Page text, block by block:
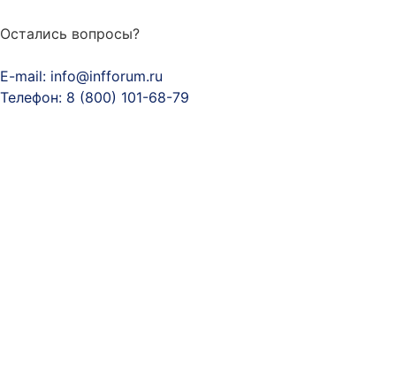
Остались вопросы?
E-mail: info@infforum.ru
Телефон: 8 (800) 101-68-79